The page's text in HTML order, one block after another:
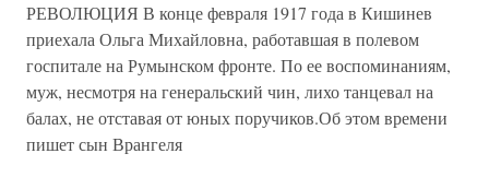
РЕВОЛЮЦИЯ В конце февраля 1917 года в Кишинев
приехала Ольга Михайловна, работавшая в полевом
госпитале на Румынском фронте. По ее воспоминаниям,
муж, несмотря на генеральский чин, лихо танцевал на
балах, не отставая от юных поручиков.Об этом времени
пишет сын Врангеля